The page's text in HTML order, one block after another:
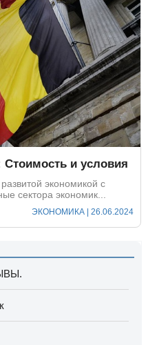
и условия
экономикой с
сектора экономик...
ЭКОНОМИКА | 26.06.2024